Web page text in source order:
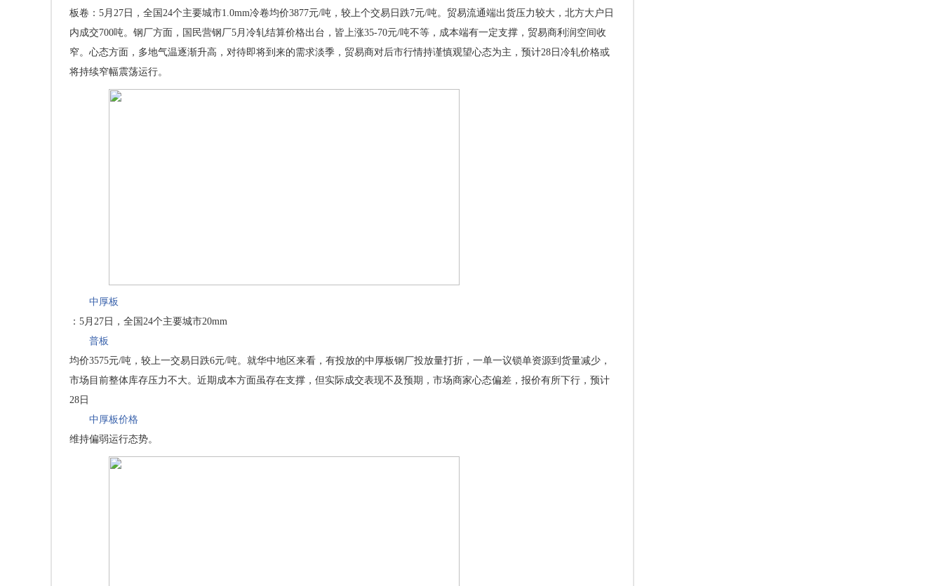
板卷：5月27日，全国24个主要城市1.0mm冷卷均价3877元/吨，较上个交易日跌7元/吨。贸易流通端出货压力较大，北方大户日
内成交700吨。钢厂方面，国民营钢厂5月冷轧结算价格出台，皆上涨35-70元/吨不等，成本端有一定支撑，贸易商利润空间收
窄。心态方面，多地气温逐渐升高，对待即将到来的需求淡季，贸易商对后市行情持谨慎观望心态为主，预计28日冷轧价格或
将持续窄幅震荡运行。
中厚板
：5月27日，全国24个主要城市20mm
普板
均价3575元/吨，较上一交易日跌6元/吨。就华中地区来看，有投放的中厚板钢厂投放量打折，一单一议锁单资源到货量减少，
市场目前整体库存压力不大。近期成本方面虽存在支撑，但实际成交表现不及预期，市场商家心态偏差，报价有所下行，预计
28日
中厚板价格
维持偏弱运行态势。